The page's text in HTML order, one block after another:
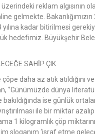
reklam algısının
gelmekte.
kadar bitirilmesi
hedefimiz. Büyükşehir
SAHİP ÇIK
daha az atık atıldığını
‘’Günümüzde dünya
ise günlük
ile bir miktar
1 kilogramlık çöp
sloganım ‘israf etme